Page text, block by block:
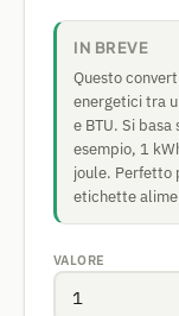
IN BREVE
Questo
energetici tra
e BTU. Si
esempio, 1
joule. Perfetto
etichette
VALORE